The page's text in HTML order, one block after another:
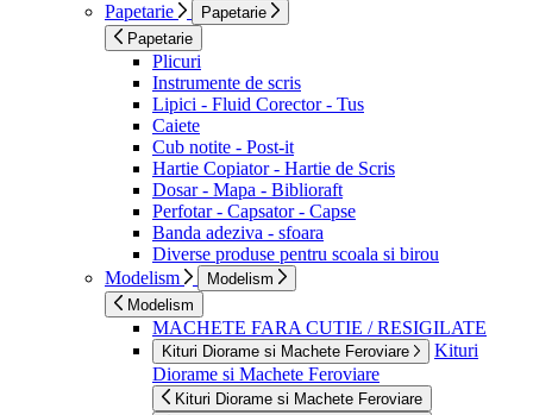
Papetarie
Papetarie
Papetarie
Plicuri
Instrumente de scris
Lipici - Fluid Corector - Tus
Caiete
Cub notite - Post-it
Hartie Copiator - Hartie de Scris
Dosar - Mapa - Biblioraft
Perfotar - Capsator - Capse
Banda adeziva - sfoara
Diverse produse pentru scoala si birou
Modelism
Modelism
Modelism
MACHETE FARA CUTIE / RESIGILATE
Kituri Diorame si Machete Feroviare
Kituri
Diorame si Machete Feroviare
Kituri Diorame si Machete Feroviare